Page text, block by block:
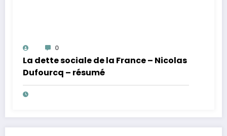
0
La dette sociale de la France – Nicolas
Dufourcq – résumé